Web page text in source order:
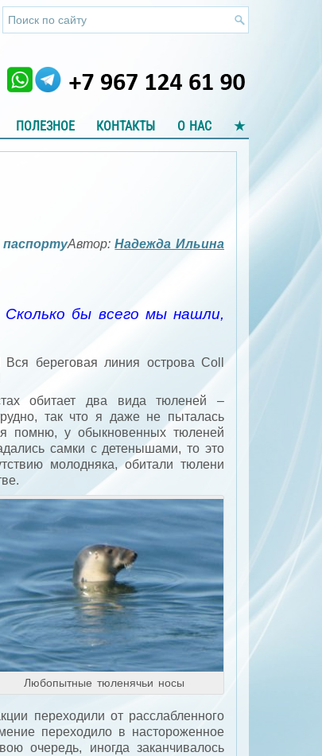
ПОЛЕЗНОЕ КОНТАКТЫ О НАС ★
Автор:Надежда Ильина
Сколько бы всего мы нашли,
береговая линия острова Coll
обитает два вида тюленей –
так что я даже не пыталась
помню, у обыкновенных тюленей
самки с детенышами, то это
молодняка, обитали тюлени
Любопытные тюленячьи носы
переходили от расслабленного
переходило в настороженное
очередь, иногда заканчивалось